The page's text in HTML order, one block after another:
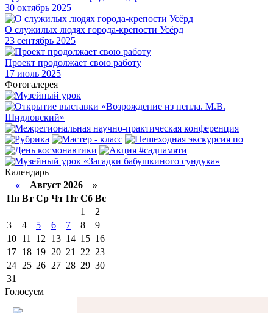
30 октябрь 2025
О служилых людях города-крепости Усёрд
23 сентябрь 2025
Проект продолжает свою работу
17 июль 2025
Фотогалерея
Календарь
« Август 2026 »
Пн Вт Ср Чт Пт Сб Вс
1
2
3
4 5 6 7 8
9
10 11 12 13 14 15 16
17 18 19 20 21 22 23
24 25 26 27 28 29 30
31
Голосуем